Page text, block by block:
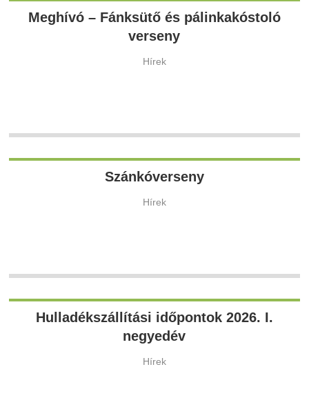
Meghívó – Fánksütő és pálinkakóstoló
verseny
Hírek
Szánkóverseny
Hírek
Hulladékszállítási időpontok 2026. I.
negyedév
Hírek